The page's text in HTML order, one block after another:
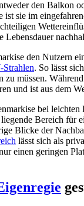
den Balkon
sie im
Lebensdauer
den Nutzern
. So lässt
müssen.
und ist aus dem
bei
Bereich für
Blicke der
lässt sich als
einen geringen